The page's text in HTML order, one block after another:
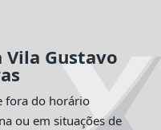
Gustavo
fora do horário
ou em situações de